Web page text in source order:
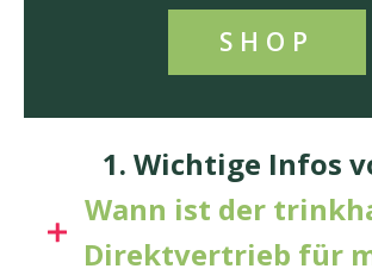
SHOP
1. Wichtige Infos
Wann ist der
Direktvertrieb für